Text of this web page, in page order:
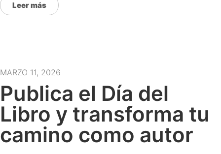
Leer más
MARZO 11, 2026
Publica el Día del
Libro y transforma tu
camino como autor